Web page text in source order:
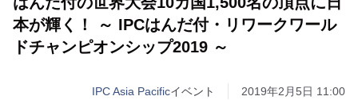
本が輝く！ ～ IPCはんだ付・リワークワール
ドチャンピオンシップ2019 ～
IPC Asia Pacificイベント 2019年2月5日 11:00